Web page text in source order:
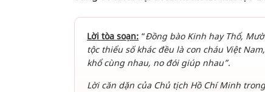
Lời tòa soạn: “Đồng bào Kinh hay Thổ,
tộc thiểu số khác đều là con cháu Việt
khổ cùng nhau, no đói giúp nhau”.
Lời căn dặn của Chủ tịch Hồ Chí Minh